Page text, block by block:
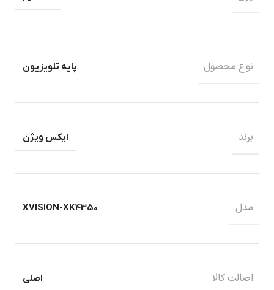
نوع محصول پایه تلویزیون
برند ایکس ویژن
مدل XVISION-XK4350
اصالت کالا اصلی